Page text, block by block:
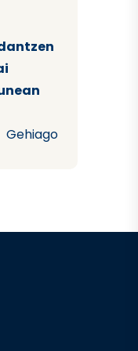
Gehiago